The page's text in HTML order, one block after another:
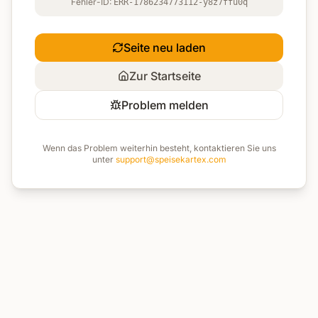
ERR-1786234773112-y8z7ffu0q
Seite neu laden
Zur Startseite
Problem melden
Wenn das Problem weiterhin besteht, kontaktieren Sie uns
unter support@speisekartex.com